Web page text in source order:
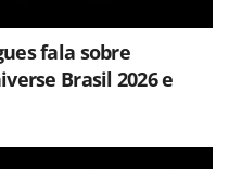
fala sobre
Brasil 2026 e